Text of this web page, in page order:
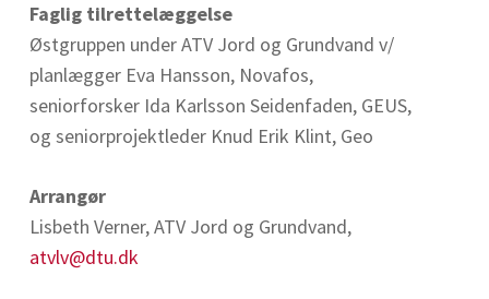
Faglig tilrettelæggelse
Østgruppen under ATV Jord og Grundvand v/
planlægger Eva Hansson, Novafos,
seniorforsker Ida Karlsson Seidenfaden, GEUS,
og seniorprojektleder Knud Erik Klint, Geo
Arrangør
Lisbeth Verner, ATV Jord og Grundvand,
atvlv@dtu.dk